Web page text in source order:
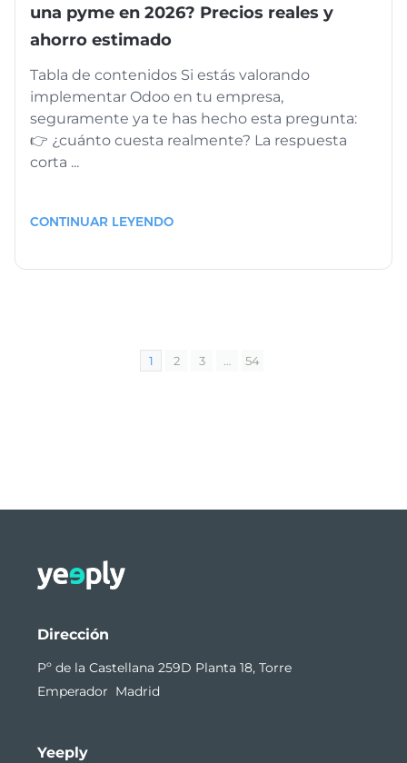
una pyme en 2026? Precios reales y
ahorro estimado
Tabla de contenidos Si estás valorando
implementar Odoo en tu empresa,
seguramente ya te has hecho esta pregunta:
👉 ¿cuánto cuesta realmente? La respuesta
corta ...
CONTINUAR LEYENDO
1 2 3 … 54
Dirección
Pº de la Castellana 259D Planta 18, Torre
Emperador Madrid
Yeeply